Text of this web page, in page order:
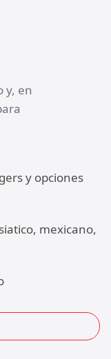
y, en
y opciones
mexicano,